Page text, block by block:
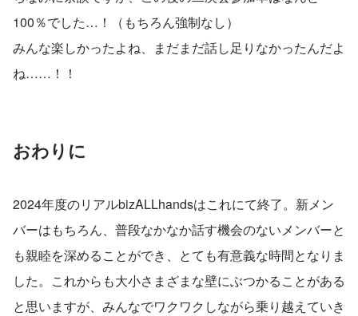
100％でした…！（もちろん強制なし）
みんな楽しかったよね、まだまだ話し足りなかったんだよ
ね……！！
おわりに
2024年度のリアルbizALLhandsはこれにて終了。新メン
バーはもちろん、普段なかなか話す機会のないメンバーと
も親睦を深めることができ、とても有意義な時間となりま
した。これからも大小さまざまな壁にぶつかることがある
と思いますが、みんなでワクワクしながら乗り越えていき